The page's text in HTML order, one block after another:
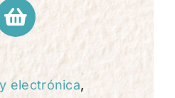
electrónica,